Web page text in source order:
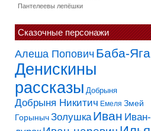
Пантелеевы лепёшки
Сказочные персонажи
Алеша Попович Баба-Яга
Денискины
рассказы Добрыня
Добрыня Никитич Емеля Змей
ГорынычЗолушка Иван Иван-